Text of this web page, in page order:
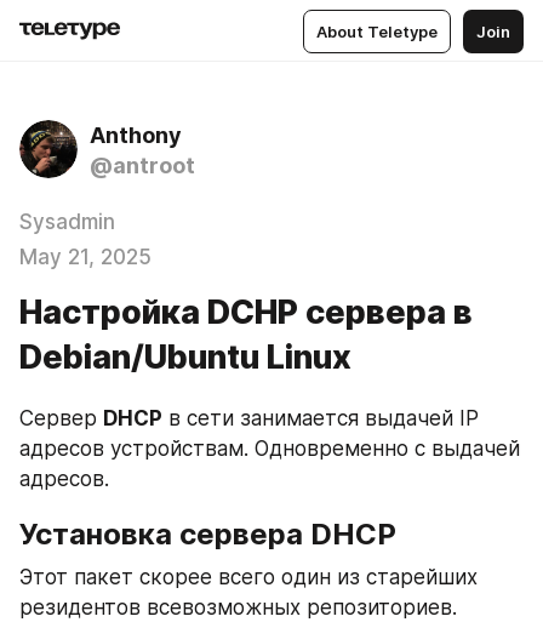
About Teletype Join
Anthony
@antroot
Sysadmin
May 21, 2025
Настройка DCHP сервера в
Debian/Ubuntu Linux
Сервер DHCP в сети занимается выдачей IP
адресов устройствам. Одновременно с выдачей
адресов.
Установка сервера DHCP
Этот пакет скорее всего один из старейших
резидентов всевозможных репозиториев.